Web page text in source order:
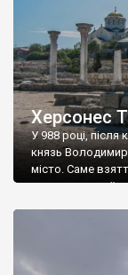
Херсонес
У 988 році, після
князь Володимир
місто. Саме
диктувати свої
Херсонесі
А потім було